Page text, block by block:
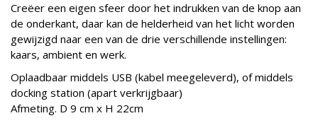
Creëer een eigen sfeer door het indrukken van de knop aan
de onderkant, daar kan de helderheid van het licht worden
gewijzigd naar een van de drie verschillende instellingen:
kaars, ambient en werk.
Oplaadbaar middels USB (kabel meegeleverd), of middels
docking station (apart verkrijgbaar)
Afmeting. D 9 cm x H 22cm